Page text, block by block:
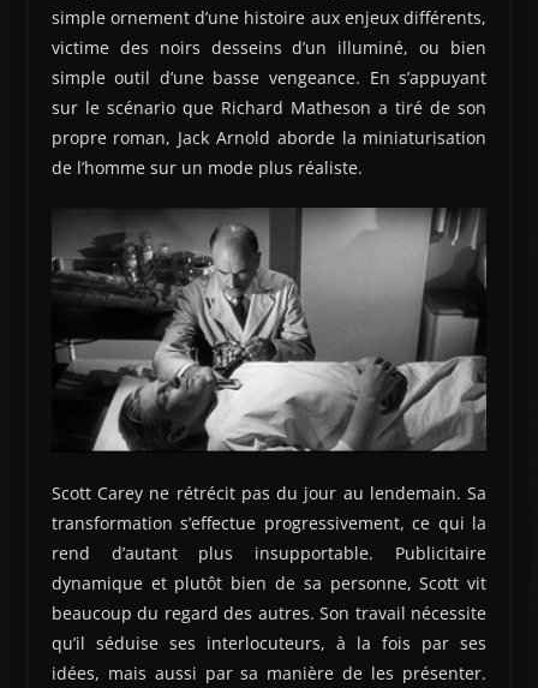
simple ornement d’une histoire aux enjeux différents,
victime des noirs desseins d’un illuminé, ou bien
simple outil d’une basse vengeance. En s’appuyant
sur le scénario que Richard Matheson a tiré de son
propre roman, Jack Arnold aborde la miniaturisation
de l’homme sur un mode plus réaliste.
Scott Carey ne rétrécit pas du jour au lendemain. Sa
transformation s’effectue progressivement, ce qui la
rend d’autant plus insupportable. Publicitaire
dynamique et plutôt bien de sa personne, Scott vit
beaucoup du regard des autres. Son travail nécessite
qu’il séduise ses interlocuteurs, à la fois par ses
idées, mais aussi par sa manière de les présenter.